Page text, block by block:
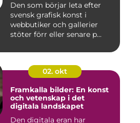
Den som börjar leta efter
svensk grafisk konst i
webbutiker och gallerier
stöter förr eller senare p...
02. okt
Framkalla bilder: En konst
och vetenskap i det
digitala landskapet
Den digitala eran har